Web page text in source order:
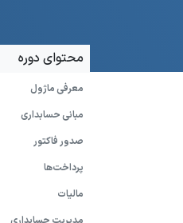
محتوای دوره
معرفی ماژول‌
مبانی حسابداری
صدور فاکتور
پرداخت‌ها
مالیات